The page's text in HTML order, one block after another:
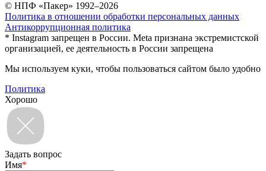
© НПФ «Пакер» 1992–2026
Политика в отношении обработки персональных данных
Антикоррупционная политика
* Instagram запрещен в России. Meta признана экстремистской
организацией, ее деятельность в России запрещена
Мы используем куки, чтобы пользоваться сайтом было удобно
Политика
Хорошо
Задать вопрос
Имя*